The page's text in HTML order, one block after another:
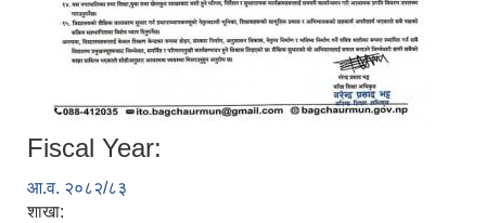
Fiscal Year:
आ.व. २०८२/८३
शाखा: